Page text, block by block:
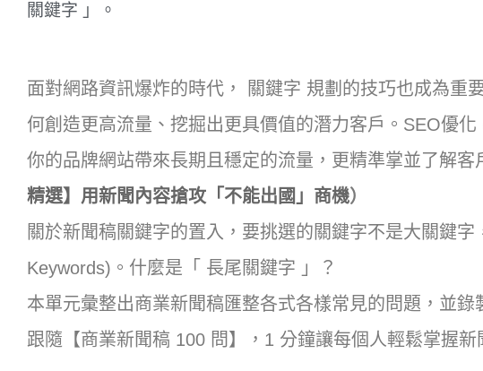
關鍵字 」。
面對網路資訊爆炸的時代， 關鍵字 規劃的技巧也成為重
何創造更高流量、挖掘出更具價值的潛力客戶。SEO優
你的品牌網站帶來長期且穩定的流量，更精準掌並了解客
精選】用新聞內容搶攻「不能出國」商機）
關於新聞稿關鍵字的置入，要挑選的關鍵字不是大關鍵字
Keywords)。什麼是「 長尾關鍵字 」？
本單元彙整出商業新聞稿匯整各式各樣常見的問題，並錄
跟隨【商業新聞稿 100 問】，1 分鐘讓每個人輕鬆掌握新